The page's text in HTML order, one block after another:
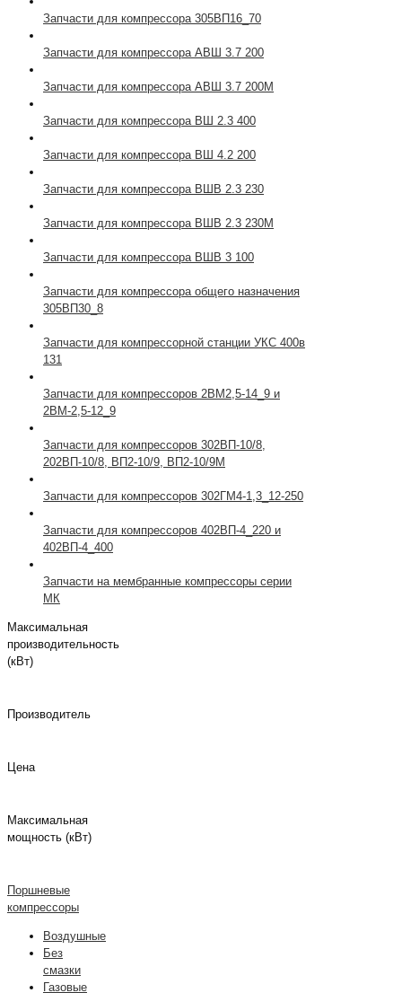
Запчасти для компрессора 305ВП16_70
Запчасти для компрессора АВШ 3.7 200
Запчасти для компрессора АВШ 3.7 200М
Запчасти для компрессора ВШ 2.3 400
Запчасти для компрессора ВШ 4.2 200
Запчасти для компрессора ВШВ 2.3 230
Запчасти для компрессора ВШВ 2.3 230М
Запчасти для компрессора ВШВ 3 100
Запчасти для компрессора общего назначения
305ВП30_8
Запчасти для компрессорной станции УКС 400в
131
Запчасти для компрессоров 2ВМ2,5-14_9 и
2ВМ-2,5-12_9
Запчасти для компрессоров 302ВП-10/8,
202ВП-10/8, ВП2-10/9, ВП2-10/9М
Запчасти для компрессоров 302ГМ4-1,3_12-250
Запчасти для компрессоров 402ВП-4_220 и
402ВП-4_400
Запчасти на мембранные компрессоры серии
МК
Максимальная
производительность
(кВт)
Производитель
Цена
Максимальная
мощность (кВт)
Поршневые
компрессоры
Воздушные
Без
смазки
Газовые